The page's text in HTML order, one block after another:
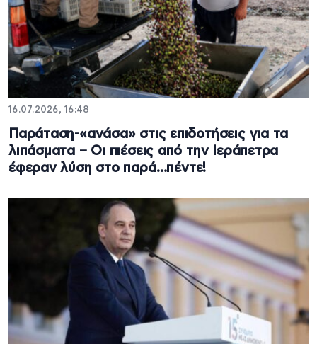
16.07.2026, 16:48
Παράταση-«ανάσα» στις επιδοτήσεις για τα
λιπάσματα – Οι πιέσεις από την Ιεράπετρα
έφεραν λύση στο παρά…πέντε!